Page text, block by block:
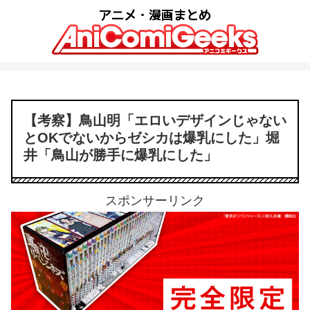
【考察】鳥山明「エロいデザインじゃない
とOKでないからゼシカは爆乳にした」堀
井「鳥山が勝手に爆乳にした」
スポンサーリンク